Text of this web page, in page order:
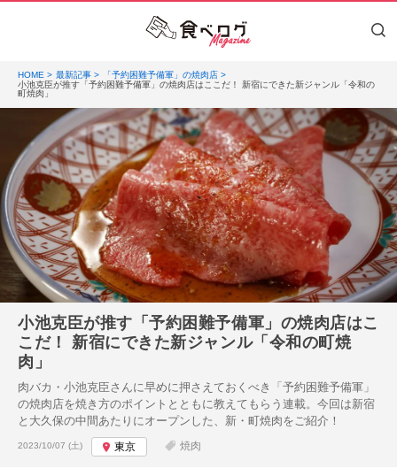
HOME 最新記事
「予約困難予備軍」の焼肉店
小池克臣が推す「予約困難予備軍」の焼肉店はここだ！ 新宿にできた新ジャンル「令和の
町焼肉」
小池克臣が推す「予約困難予備軍」の焼肉店はこ
こだ！ 新宿にできた新ジャンル「令和の町焼
肉」
肉バカ・小池克臣さんに早めに押さえておくべき「予約困難予備軍」
の焼肉店を焼き方のポイントとともに教えてもらう連載。今回は新宿
と大久保の中間あたりにオープンした、新・町焼肉をご紹介！
投稿日:
2023/10/07 (土) 東京 焼肉